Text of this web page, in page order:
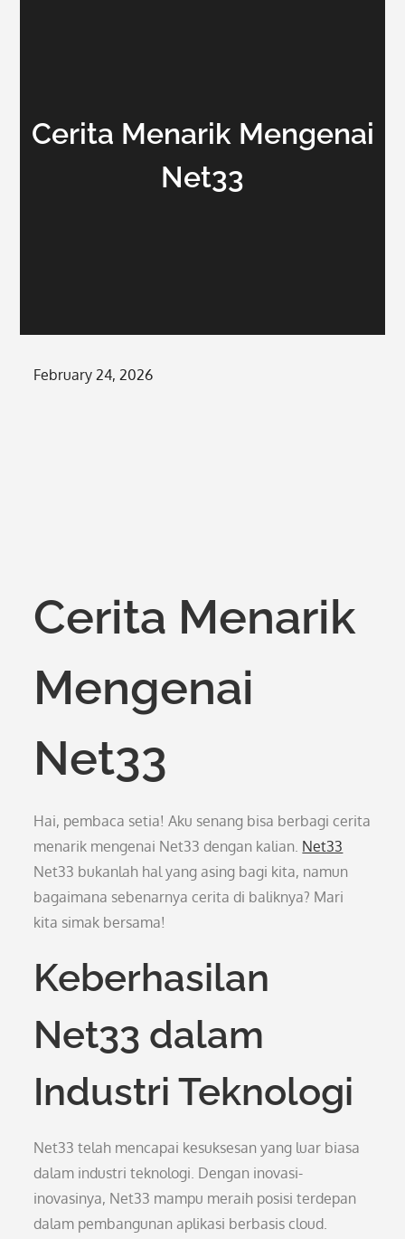
Cerita Menarik Mengenai
Net33
Posted
February 24, 2026
Cerita Menarik
Mengenai
Net33
Hai, pembaca setia! Aku senang bisa berbagi cerita
menarik mengenai Net33 dengan kalian. Net33
Net33 bukanlah hal yang asing bagi kita, namun
bagaimana sebenarnya cerita di baliknya? Mari
kita simak bersama!
Keberhasilan
Net33 dalam
Industri Teknologi
Net33 telah mencapai kesuksesan yang luar biasa
dalam industri teknologi. Dengan inovasi-
inovasinya, Net33 mampu meraih posisi terdepan
dalam pembangunan aplikasi berbasis cloud.